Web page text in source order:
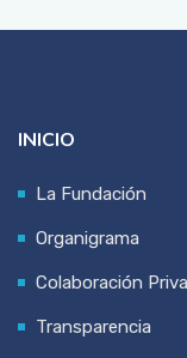
INICIO
La Fundación
Organigrama
Colaboración
Transparencia